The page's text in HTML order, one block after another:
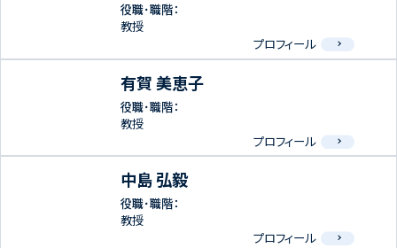
役職･職階：
教授
プロフィール
有賀 美恵子
役職･職階：
教授
プロフィール
中島 弘毅
役職･職階：
教授
プロフィール